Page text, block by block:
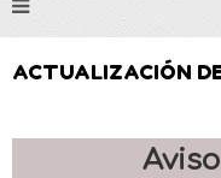
ACTUALIZACIÓN